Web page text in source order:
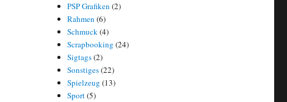
PSP Grafiken (2)
Rahmen (6)
Schmuck(4)
Scrapbooking (24)
Sigtags(2)
Sonstiges(22)
Spielzeug (13)
Sport(5)